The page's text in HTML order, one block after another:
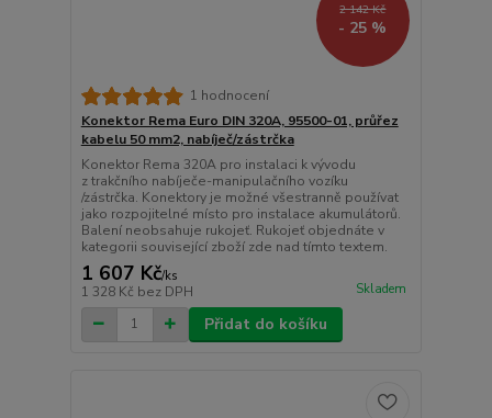
2 142 Kč
- 25 %
1 hodnocení
Konektor Rema Euro DIN 320A, 95500-01, průřez
kabelu 50 mm2, nabíječ/zástrčka
Konektor Rema 320A pro instalaci k vývodu
z trakčního nabíječe-manipulačního vozíku
/zástrčka. Konektory je možné všestranně používat
jako rozpojitelné místo pro instalace akumulátorů.
Balení neobsahuje rukojeť. Rukojeť objednáte v
kategorii související zboží zde nad tímto textem.
1 607 Kč/ks
1 328 Kč bez DPH Skladem
Přidat do košíku